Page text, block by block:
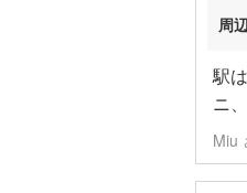
周
駅
ニ
Miu